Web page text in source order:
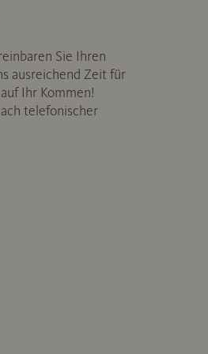
Sie Ihren
ausreichend Zeit für
Ihr Kommen!
telefonischer